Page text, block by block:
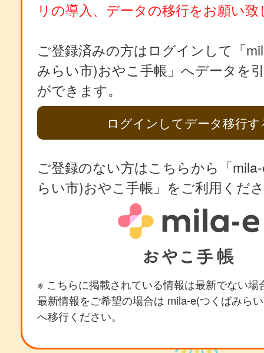
リの導入、データの移行をお願い
ご登録済みの方はログインして「
みらい市)おやこ手帳」へデータを
ができます。
ログインしてデータ移行す
ご登録のない方はこちらから「
らい市)おやこ手帳」をご利用くだ
※ こちらに掲載されている情報は最新でない場
最新情報をご希望の場合は mila-e(つくばみら
へ移行ください。